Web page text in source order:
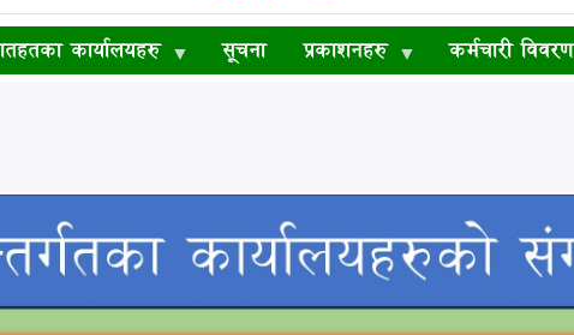
कार्यालयहरु सूचना प्रकाशनहरु कर्मचारी विवरण